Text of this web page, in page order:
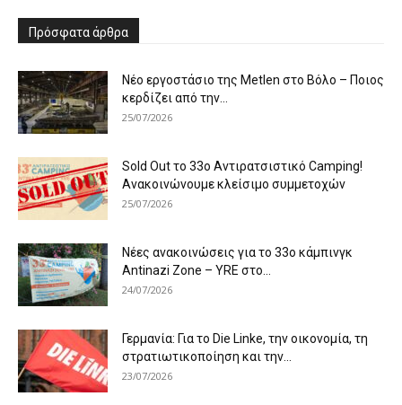
Πρόσφατα άρθρα
Νέο εργοστάσιο της Metlen στο Βόλο – Ποιος
κερδίζει από την...
25/07/2026
Sold Out το 33ο Αντιρατσιστικό Camping!
Ανακοινώνουμε κλείσιμο συμμετοχών
25/07/2026
Νέες ανακοινώσεις για το 33ο κάμπινγκ
Antinazi Zone – YRE στο...
24/07/2026
Γερμανία: Για το Die Linke, την οικονομία, τη
στρατιωτικοποίηση και την...
23/07/2026